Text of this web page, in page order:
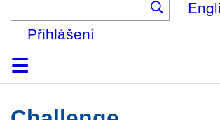
Přihlášení
DomůKolekce
Prohlížení
Vyhledávání
O platformě
Nápověda
KontaktDigitalia